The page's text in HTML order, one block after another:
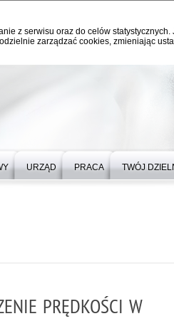
z serwisu oraz do celów
zarządzać cookies, zmieniając
URZĄD PRACA TWÓJ
PRĘDKOŚCI W